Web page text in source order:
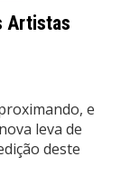
Artistas
e
leva de
deste